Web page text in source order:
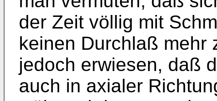
der Zeit völlig mit
keinen Durchlaß mehr
jedoch erwiesen, daß
auch in axialer